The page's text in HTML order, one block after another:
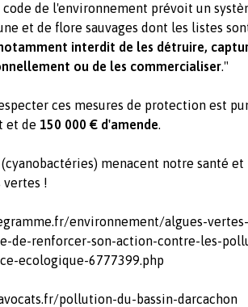
code de l'environnement prévoit un
et de flore sauvages dont les listes
interdit de les détruire,
ou de les commercialiser."
ces mesures de protection est
et de 150 000 € d'amende.
(cyanobactéries) menacent notre santé
vertes !
environnement/algues-
de-renforcer-son-action-contre-les-
ecologique-6777399.php
pollution-du-bassin-darcachon